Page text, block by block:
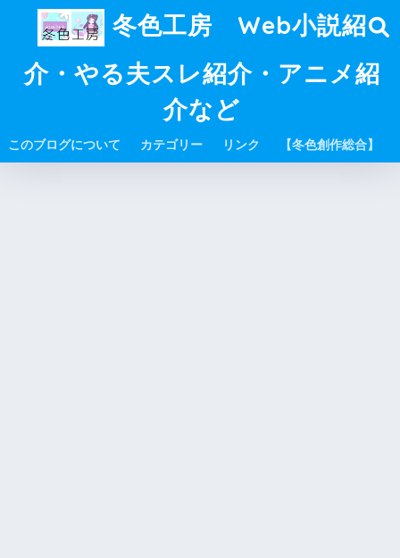
冬色工房 Web小説紹
介・やる夫スレ紹介・アニメ紹
介など
このブログについて カテゴリー リンク 【冬色創作総合】